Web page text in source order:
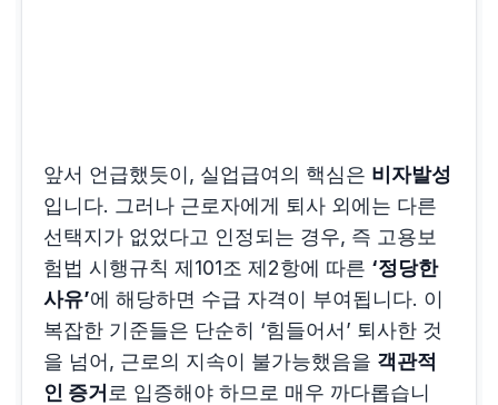
앞서 언급했듯이, 실업급여의 핵심은 비자발성
입니다. 그러나 근로자에게 퇴사 외에는 다른
선택지가 없었다고 인정되는 경우, 즉 고용보
험법 시행규칙 제101조 제2항에 따른 ‘정당한
사유’에 해당하면 수급 자격이 부여됩니다. 이
복잡한 기준들은 단순히 ‘힘들어서’ 퇴사한 것
을 넘어, 근로의 지속이 불가능했음을 객관적
인 증거 로 입증해야 하므로 매우 까다롭습니